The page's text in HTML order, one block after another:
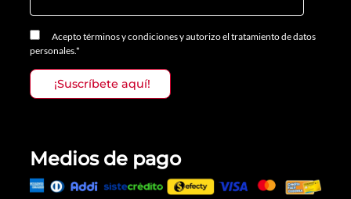
Aceptotérminos y condicionesyautorizo el tratamiento de datos
personales.*
Medios de pago